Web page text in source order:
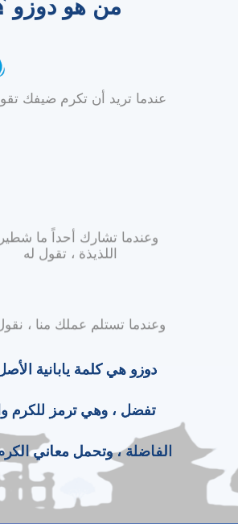
من هو دوزو
عندما تريد أن تكرم ضيفك
وعندما تشارك أحداً ما
اللذيذة ، تقول له
وعندما تستلم عملك منا ،
دوزو هي كلمة يابانية
تفضل ، وهي ترمز للكرم
الفاضلة ، وتحمل معاني